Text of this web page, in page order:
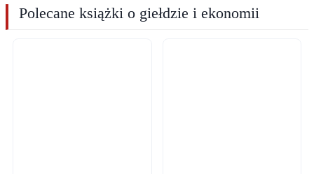
Polecane książki o giełdzie i ekonomii